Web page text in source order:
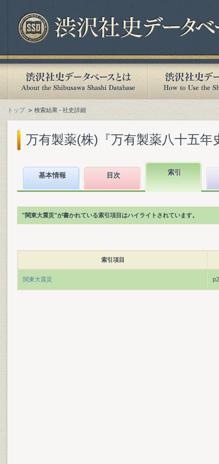
トップ 検索結果 - 社史詳細
万有製薬(株)『万有製薬八十五年
基本情報 目次 索引
"関東大震災"が書かれている索引項目はハイライトされています。
索引項目
関東大震災